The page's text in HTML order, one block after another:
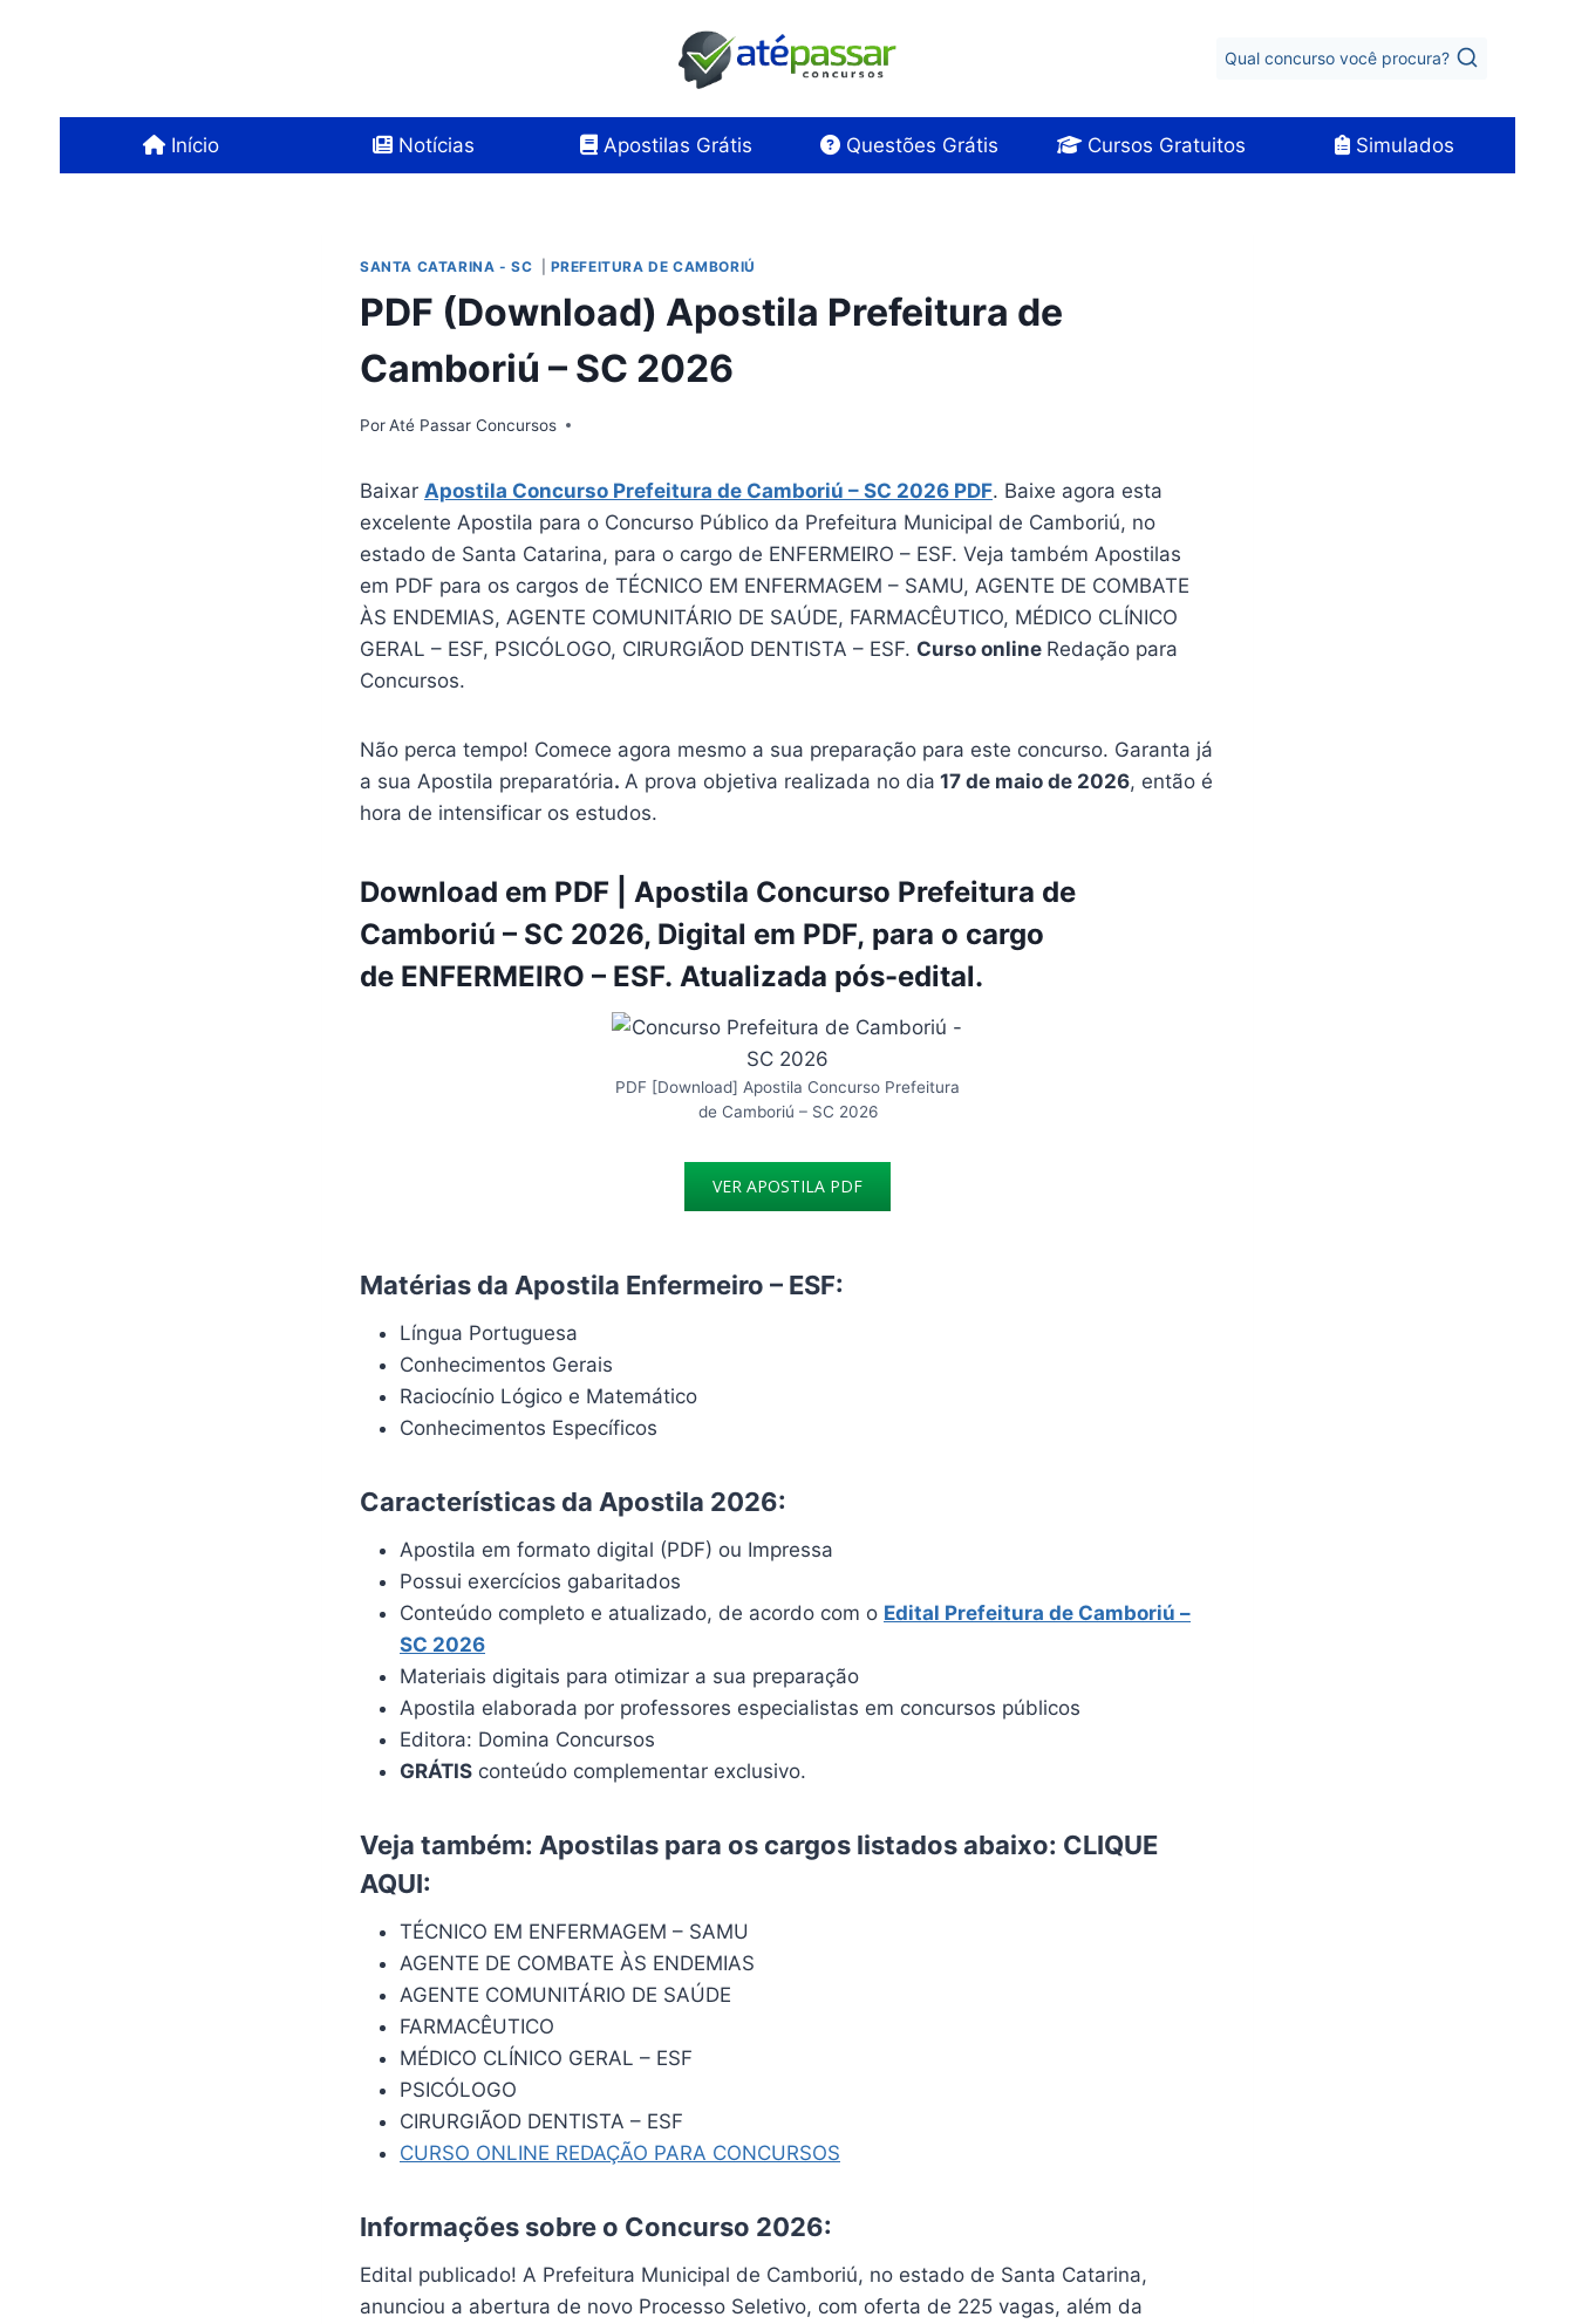
Qual concurso você procura?
Início Notícias Apostilas Grátis Questões Grátis Cursos Gratuitos Simulados
SANTA CATARINA - SC PREFEITURA DE CAMBORIÚ
PDF (Download) Apostila Prefeitura de
Camboriú – SC 2026
PorAté Passar Concursos
Baixar Apostila Concurso Prefeitura de Camboriú – SC 2026 PDF. Baixe agora esta
excelente Apostila para o Concurso Público da Prefeitura Municipal de Camboriú, no
estado de Santa Catarina, para o cargo de ENFERMEIRO – ESF. Veja também Apostilas
em PDF para os cargos de TÉCNICO EM ENFERMAGEM – SAMU, AGENTE DE COMBATE
ÀS ENDEMIAS, AGENTE COMUNITÁRIO DE SAÚDE, FARMACÊUTICO, MÉDICO CLÍNICO
GERAL – ESF, PSICÓLOGO, CIRURGIÃOD DENTISTA – ESF. Curso online Redação para
Concursos.
Não perca tempo! Comece agora mesmo a sua preparação para este concurso. Garanta já
a sua Apostila preparatória. A prova objetiva realizada no dia 17 de maio de 2026, então é
hora de intensificar os estudos.
Download em PDF | Apostila Concurso Prefeitura de
Camboriú – SC 2026, Digital em PDF, para o cargo
de ENFERMEIRO – ESF. Atualizada pós-edital.
PDF [Download] Apostila Concurso Prefeitura
de Camboriú – SC 2026
VER APOSTILA PDF
Matérias da Apostila Enfermeiro – ESF:
Língua Portuguesa
Conhecimentos Gerais
Raciocínio Lógico e Matemático
Conhecimentos Específicos
Características da Apostila 2026:
Apostila em formato digital (PDF) ou Impressa
Possui exercícios gabaritados
Conteúdo completo e atualizado, de acordo com o Edital Prefeitura de Camboriú –
SC 2026
Materiais digitais para otimizar a sua preparação
Apostila elaborada por professores especialistas em concursos públicos
Editora: Domina Concursos
GRÁTIS conteúdo complementar exclusivo.
Veja também: Apostilas para os cargos listados abaixo: CLIQUE
AQUI:
TÉCNICO EM ENFERMAGEM – SAMU
AGENTE DE COMBATE ÀS ENDEMIAS
AGENTE COMUNITÁRIO DE SAÚDE
FARMACÊUTICO
MÉDICO CLÍNICO GERAL – ESF
PSICÓLOGO
CIRURGIÃOD DENTISTA – ESF
CURSO ONLINE REDAÇÃO PARA CONCURSOS
Informações sobre o Concurso 2026:
Edital publicado! A Prefeitura Municipal de Camboriú, no estado de Santa Catarina,
anunciou a abertura de novo Processo Seletivo, com oferta de 225 vagas, além da